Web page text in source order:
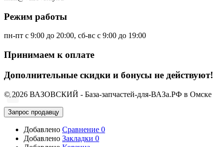
Режим работы
пн-пт с 9:00 до 20:00, сб-вс с 9:00 до 19:00
Принимаем к оплате
Дополнительные скидки и бонусы не действуют!
© 2026 ВАЗОВСКИЙ - База-запчастей-для-ВАЗа.РФ в Омске
Запрос продавцу
Добавлено Сравнение 0
Добавлено Закладки 0